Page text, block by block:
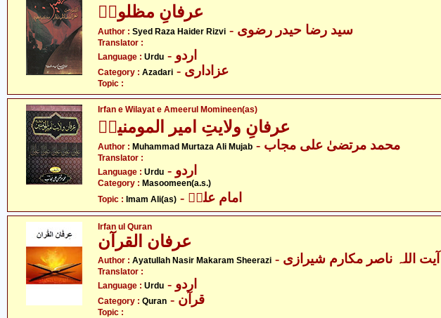
عرفانِ مظلومؑ
Author : Syed Raza Haider Rizvi - سید رضا حیدر رضوی
Translator :
Language : Urdu - اردو
Category : Azadari - عزاداری
Topic :
Irfan e Wilayat e Ameerul Momineen(as)
عرفانِ ولایتِ امیر المومنینؑ
Author : Muhammad Murtaza Ali Mujab - محمد مرتضیٰ علی مجاب
Translator :
Language : Urdu - اردو
Category : Masoomeen(a.s.)
Topic : Imam Ali(as) - امام علیؑ
Irfan ul Quran
عرفان القرآن
Author : Ayatullah Nasir Makaram Sheerazi - آیت اللہ ناصر مکارم شیرازی
Translator :
Language : Urdu - اردو
Category : Quran - قرآن
Topic :